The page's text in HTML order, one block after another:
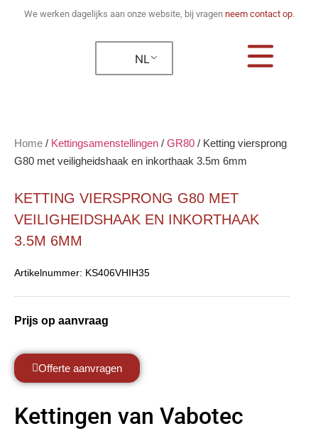
We werken dagelijks aan onze website, bij vragen neem contact op.
NL
Home / Kettingsamenstellingen / GR80 / Ketting viersprong
G80 met veiligheidshaak en inkorthaak 3.5m 6mm
KETTING VIERSPRONG G80 MET
VEILIGHEIDSHAAK EN INKORTHAAK
3.5M 6MM
Artikelnummer: KS406VHIH35
Prijs op aanvraag
Offerte aanvragen
Kettingen van Vabotec